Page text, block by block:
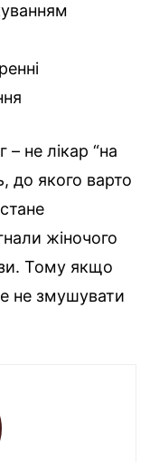
– не лікар “на
до якого варто
жіночого
Тому якщо
не змушувати